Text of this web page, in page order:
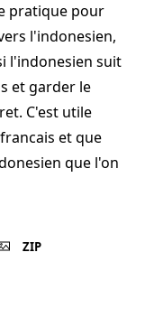
pratique pour
l'indonesien,
l'indonesien suit
et garder le
C'est utile
et que
que l'on
ZIP